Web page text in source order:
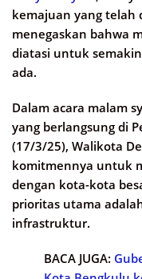
kemajuan yang telah
menegaskan bahwa
diatasi untuk
ada.
Dalam acara malam
yang berlangsung di
(17/3/25), Walikota
komitmennya untuk
dengan kota-kota
prioritas utama
infrastruktur.
BACA JUGA: